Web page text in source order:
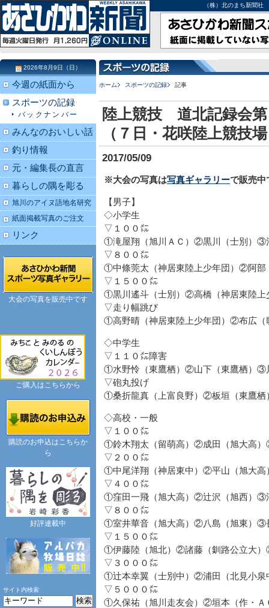
（株）北のまち新聞
ホーム スポーツの記録 記事
陸上競技 道北記録会
（７日・花咲陸上競技
2017/05/09
※大会の写真は写真ギャラリーで販売中
【男子】
◇小学生
▽１００㍍
①滝屋翔（旭川ＡＣ）②黒川（士別）③
▽８００㍍
①中條莞太（神居東陸上少年団）②阿
▽１５００㍍
①黒川遙斗（士別）②高橋（神居東陸
▽走り幅跳び
①高野晴（神居東陸上少年団）②布広
◇中学生
▽１１０㍍障害
①水野怜（東鷹栖）②山下（東鷹栖）③
▽砲丸投げ
①桑折龍真（上富良野）②板垣（東鷹
◇高校・一般
▽１００㍍
①鈴木翔太（留萌高）②成田（旭大高
▽２００㍍
①中尾洋翔（神居東中）②平山（旭大
▽４００㍍
①窪田一飛（旭大高）②辻沢（旭西）③
▽８００㍍
①室井華音（旭大高）②八島（旭東）③
▽１５００㍍
①伊藤陸（旭北）②諸藤（釧路公立大
▽３０００㍍
①辻本幸翼（士別中）②浦田（北見小
▽５０００㍍
①久保祐（旭川走友会）②垣本（作・
2026年8月9日（日）
今週の紙面から
スポーツの記録
バックナンバー
みんなのおいしい話
釣り情報
元・編集長の直言
暮らしの隅を彫る
旭川のアイヌ語地名研究
紙面掲載写真のご注文
リンク
大会の写真を販売中です
ご購入はこちらから
購読のお申込はこちらか
ら
好評連載中
サイト内検索